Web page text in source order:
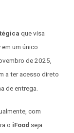
que visa
um único
de 2025,
a ter acesso direto
de entrega.
com
o iFood seja